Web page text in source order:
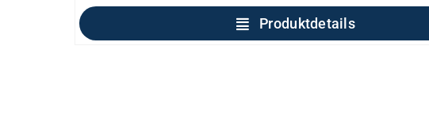
Produktdetails